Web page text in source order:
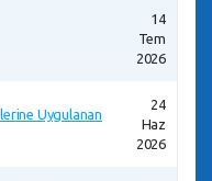
14
Tem
2026
Uygulanan
24
Haz
2026